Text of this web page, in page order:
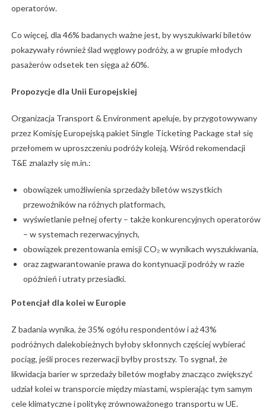
operatorów.
Co więcej, dla 46% badanych ważne jest, by wyszukiwarki biletów
pokazywały również ślad węglowy podróży, a w grupie młodych
pasażerów odsetek ten sięga aż 60%.
Propozycje dla Unii Europejskiej
Organizacja Transport & Environment apeluje, by przygotowywany
przez Komisję Europejską pakiet Single Ticketing Package stał się
przełomem w uproszczeniu podróży koleją. Wśród rekomendacji
T&E znalazły się m.in.:
obowiązek umożliwienia sprzedaży biletów wszystkich
przewoźników na różnych platformach,
wyświetlanie pełnej oferty – także konkurencyjnych operatorów
– w systemach rezerwacyjnych,
obowiązek prezentowania emisji CO₂ w wynikach wyszukiwania,
oraz zagwarantowanie prawa do kontynuacji podróży w razie
opóźnień i utraty przesiadki.
Potencjał dla kolei w Europie
Z badania wynika, że 35% ogółu respondentów i aż 43%
podróżnych dalekobieżnych byłoby skłonnych częściej wybierać
pociąg, jeśli proces rezerwacji byłby prostszy. To sygnał, że
likwidacja barier w sprzedaży biletów mogłaby znacząco zwiększyć
udział kolei w transporcie między miastami, wspierając tym samym
cele klimatyczne i politykę zrównoważonego transportu w UE.